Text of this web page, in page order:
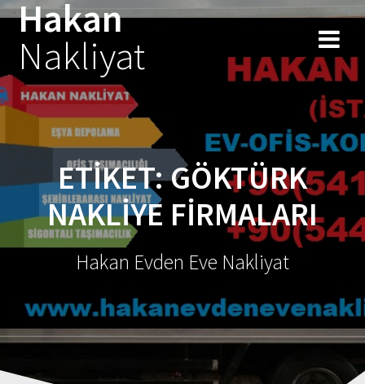
Skip
Hakan
Nakliyat
ETIKET:GÖKTÜRK
NAKLIYE FIRMALARI
Hakan Evden Eve Nakliyat